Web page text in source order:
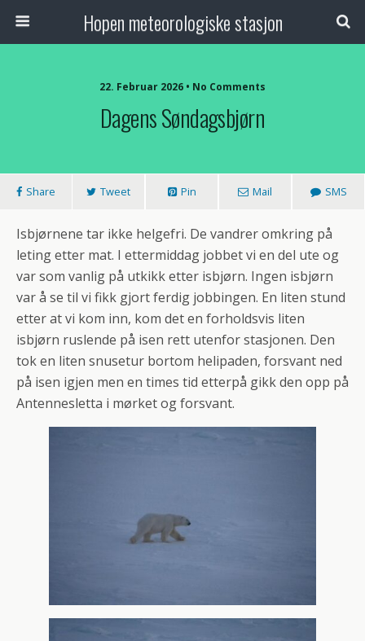
Hopen meteorologiske stasjon
22. Februar 2026 • No Comments
Dagens Søndagsbjørn
Share Tweet Pin Mail SMS
Isbjørnene tar ikke helgefri. De vandrer omkring på
leting etter mat. I ettermiddag jobbet vi en del ute og
var som vanlig på utkikk etter isbjørn. Ingen isbjørn
var å se til vi fikk gjort ferdig jobbingen. En liten stund
etter at vi kom inn, kom det en forholdsvis liten
isbjørn ruslende på isen rett utenfor stasjonen. Den
tok en liten snusetur bortom helipaden, forsvant ned
på isen igjen men en times tid etterpå gikk den opp på
Antennesletta i mørket og forsvant.